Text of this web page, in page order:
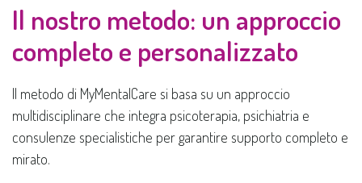
Il nostro metodo: un approccio
completo e personalizzato
Il metodo di MyMentalCare si basa su un approccio
multidisciplinare che integra psicoterapia, psichiatria e
consulenze specialistiche per garantire supporto completo e
mirato.